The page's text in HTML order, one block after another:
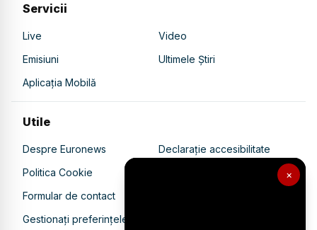
×
Servicii
Live
Video
Emisiuni
Ultimele Știri
Aplicația Mobilă
Utile
Despre Euronews
Declarație accesibilitate
Politica Cookie
Politica de confidențialitate
Formular de contact
Gestionați preferințele